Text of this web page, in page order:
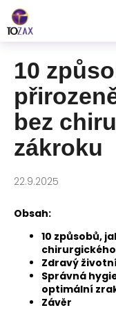
Přejít
obsah
10
bez
zákroku
22.9.2025
Obsah:
10 způsobů,
Zdravý
Správná
optimální
Závěr
o
C
o
p
o
t
e
u